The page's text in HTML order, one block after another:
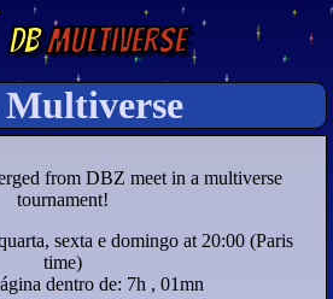
DBMultiverse
from DBZ meet in a multiverse
tournament!
sexta e domingo at 20:00 (Paris
time)
dentro de: 7h , 01mn